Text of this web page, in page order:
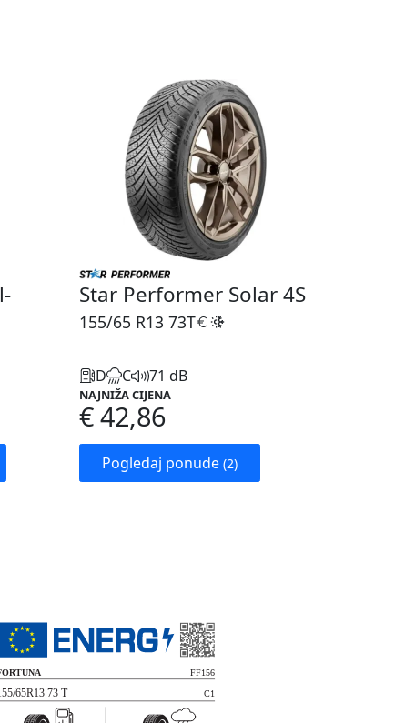
Star Performer Solar 4S
155/65 R13 73T
D C 71 dB
NAJNIŽA CIJENA
€ 42,86
Pogledaj ponude (2)